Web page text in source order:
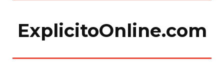
ExplicitoOnline.com